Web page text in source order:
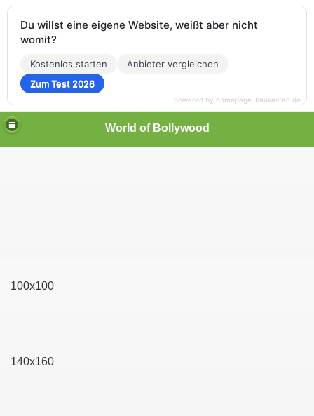
World of Bollywood
100x100
140x160
Du willst eine eigene Website, weißt aber nicht
womit?
Kostenlos starten
Anbieter vergleichen
Zum Test 2026
powered by homepage-baukasten.de